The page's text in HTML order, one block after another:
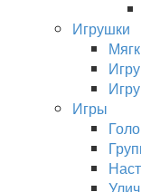
Игрушки
Игры